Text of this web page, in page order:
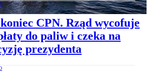
CPN. Rząd wycofuje
do paliw i czeka na
prezydenta